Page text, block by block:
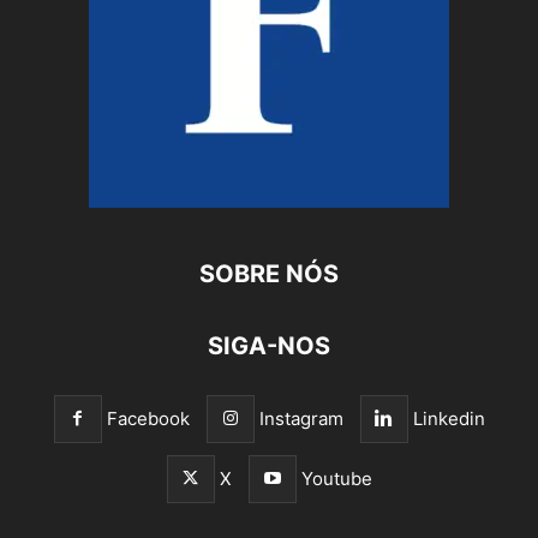
SOBRE NÓS
SIGA-NOS
Facebook Instagram Linkedin
X Youtube